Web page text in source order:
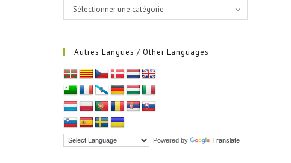
Catégories
Sélectionner une catégorie
Autres Langues / Other Languages
Powered by Translate